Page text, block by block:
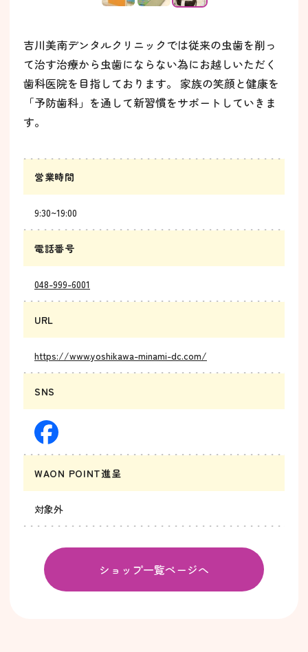
吉川美南デンタルクリニックでは従来の虫歯を削っ
て治す治療から虫歯にならない為にお越しいただく
歯科医院を目指しております。 家族の笑顔と健康を
「予防歯科」を通して新習慣をサポートしていきま
す。
営業時間
9:30~19:00
電話番号
048-999-6001
URL
https://www.yoshikawa-minami-dc.com/
SNS
WAON POINT進呈
対象外
ショップ一覧ページへ